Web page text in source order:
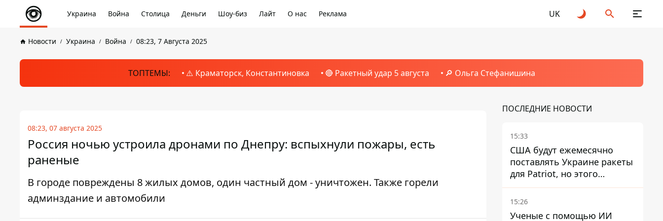
Украина Война Столица Деньги Шоу-биз Лайт О нас Реклама UK
Новости Украина Война 08:23, 7 Августа 2025
ТОПТЕМЫ: ⚠️ Краматорск, Константиновка 🔴 Ракетный удар 5 августа 🔎 Ольга Стефанишина
08:23, 07 августа 2025
Россия ночью устроила дронами по Днепру: вспыхнули пожары, есть
раненые
В городе повреждены 8 жилых домов, один частный дом - уничтожен. Также горели
админздание и автомобили
ПОСЛЕДНИЕ НОВОСТИ
15:33
США будут ежемесячно
поставлять Украине ракеты
для Patriot, но этого
недостаточно – Зеленский
15:26
Ученые с помощью ИИ